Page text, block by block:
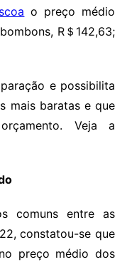
o preço médio
R＄142,63;
e possibilita
mais baratas e que
Veja a
comuns entre as
constatou-se que
preço médio dos